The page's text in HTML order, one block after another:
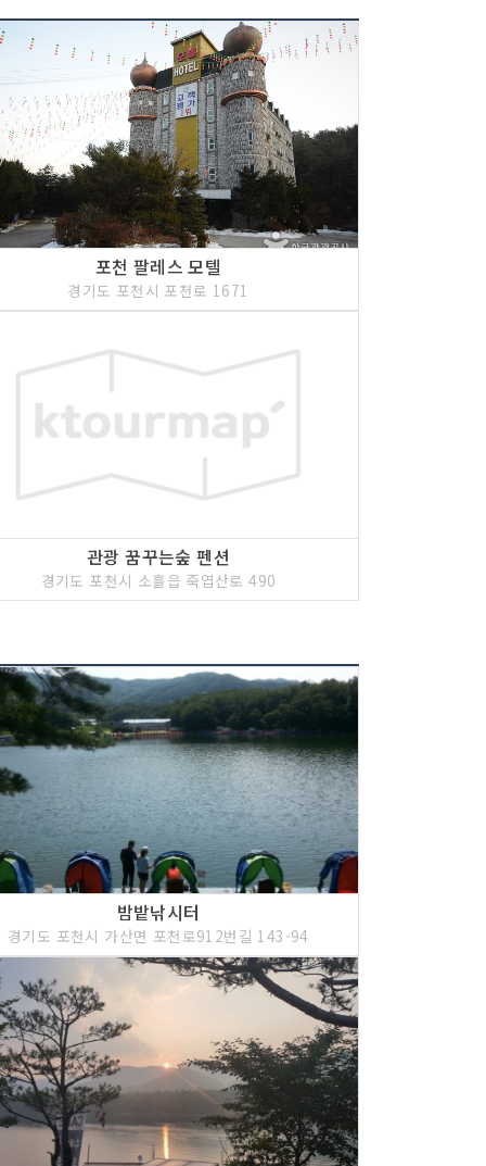
포천 팔레스 모텔
경기도 포천시 포천로 1671
관광 꿈꾸는숲 펜션
경기도 포천시 소흘읍 죽엽산로 490
밤밭낚시터
경기도 포천시 가산면 포천로912번길 143-94